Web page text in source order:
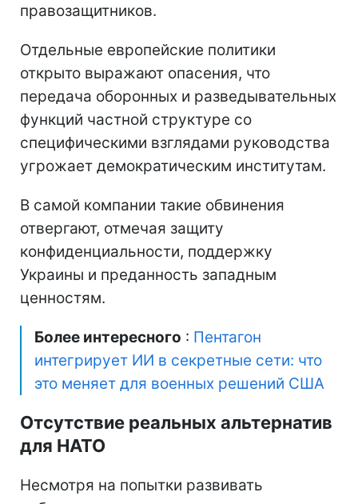
правозащитников.
Отдельные европейские политики
открыто выражают опасения, что
передача оборонных и разведывательных
функций частной структуре со
специфическими взглядами руководства
угрожает демократическим институтам.
В самой компании такие обвинения
отвергают, отмечая защиту
конфиденциальности, поддержку
Украины и преданность западным
ценностям.
Более интересного : Пентагон
интегрирует ИИ в секретные сети: что
это меняет для военных решений США
Отсутствие реальных альтернатив
для НАТО
Несмотря на попытки развивать